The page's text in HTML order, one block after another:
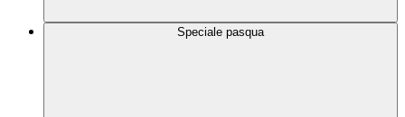
Speciale pasqua